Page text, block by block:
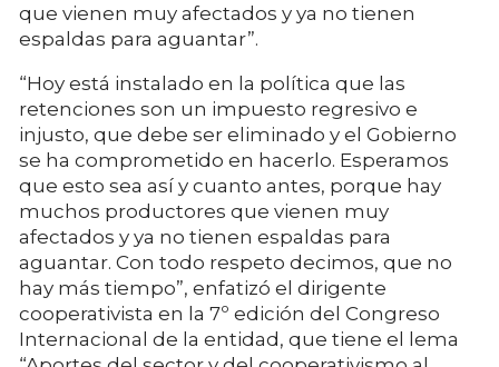
que vienen muy afectados y ya no tienen
espaldas para aguantar”.
“Hoy está instalado en la política que las
retenciones son un impuesto regresivo e
injusto, que debe ser eliminado y el Gobierno
se ha comprometido en hacerlo. Esperamos
que esto sea así y cuanto antes, porque hay
muchos productores que vienen muy
afectados y ya no tienen espaldas para
aguantar. Con todo respeto decimos, que no
hay más tiempo”, enfatizó el dirigente
cooperativista en la 7º edición del Congreso
Internacional de la entidad, que tiene el lema